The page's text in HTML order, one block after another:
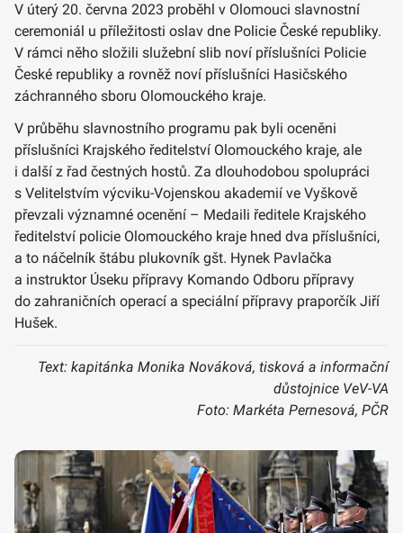
V úterý 20. června 2023 proběhl v Olomouci slavnostní
ceremoniál u příležitosti oslav dne Policie České republiky.
V rámci něho složili služební slib noví příslušníci Policie
České republiky a rovněž noví příslušníci Hasičského
záchranného sboru Olomouckého kraje.
V průběhu slavnostního programu pak byli oceněni
příslušníci Krajského ředitelství Olomouckého kraje, ale
i další z řad čestných hostů. Za dlouhodobou spolupráci
s Velitelstvím výcviku-Vojenskou akademií ve Vyškově
převzali významné ocenění – Medaili ředitele Krajského
ředitelství policie Olomouckého kraje hned dva příslušníci,
a to náčelník štábu plukovník gšt. Hynek Pavlačka
a instruktor Úseku přípravy Komando Odboru přípravy
do zahraničních operací a speciální přípravy praporčík Jiří
Hušek.
Text: kapitánka Monika Nováková, tisková a informační
důstojnice VeV-VA
Foto: Markéta Pernesová, PČR